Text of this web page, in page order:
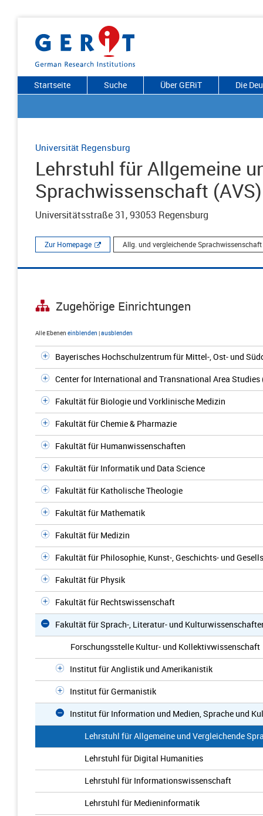
Startseite Suche Über GERiT Die
Universität Regensburg
Lehrstuhl für Allgemeine
Sprachwissenschaft (AVS)
Universitätsstraße 31, 93053 Regensburg
Zur Homepage Allg. und vergleichende Sprachwissenschaft
Zugehörige Einrichtungen
Alle Ebenen einblenden |ausblenden
Bayerisches Hochschulzentrum für Mittel-, Ost- und
Center for International and Transnational Area Studies
Fakultät für Biologie und Vorklinische Medizin
Fakultät für Chemie & Pharmazie
Fakultät für Humanwissenschaften
Fakultät für Informatik und Data Science
Fakultät für Katholische Theologie
Fakultät für Mathematik
Fakultät für Medizin
Fakultät für Philosophie, Kunst-, Geschichts- und
Fakultät für Physik
Fakultät für Rechtswissenschaft
Fakultät für Sprach-, Literatur- und
Forschungsstelle Kultur- und Kollektivwissenschaft
Institut für Anglistik und Amerikanistik
Institut für Germanistik
Institut für Information und Medien, Sprache und
Lehrstuhl für Allgemeine und Vergleichende
Lehrstuhl für Digital Humanities
Lehrstuhl für Informationswissenschaft
Lehrstuhl für Medieninformatik